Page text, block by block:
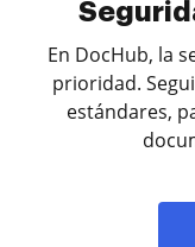
En DocHub, la
prioridad.
estándares,